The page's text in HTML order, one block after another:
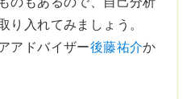
り入れてみましょう。
アドバイザー後藤祐介か